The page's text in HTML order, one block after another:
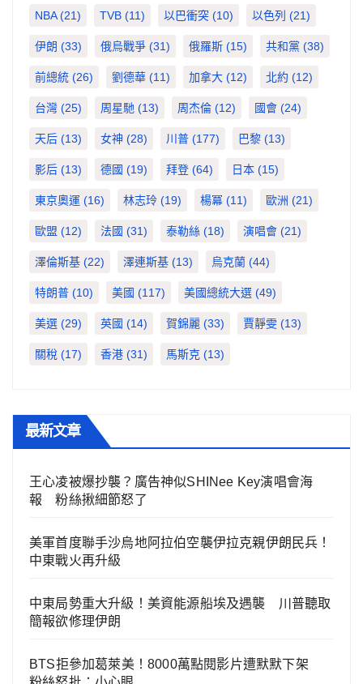
NBA(21) TVB (11) 以巴衝突 (10) 以色列 (21)
伊朗 (33) 俄烏戰爭 (31) 俄羅斯 (15) 共和黨 (38)
前總統 (26) 劉德華 (11) 加拿大 (12) 北約 (12)
台灣 (25) 周星馳 (13) 周杰倫 (12) 國會 (24)
天后 (13) 女神 (28) 川普 (177) 巴黎 (13)
影后 (13) 德國 (19) 拜登 (64) 日本 (15)
東京奧運 (16) 林志玲 (19) 楊冪 (11) 歐洲 (21)
歐盟 (12) 法國 (31) 泰勒絲 (18) 演唱會 (21)
澤倫斯基 (22) 澤連斯基 (13) 烏克蘭 (44)
特朗普 (10) 美國 (117) 美國總統大選 (49)
美選 (29) 英國 (14) 賀錦麗 (33) 賈靜雯 (13)
關稅 (17) 香港 (31) 馬斯克 (13)
最新文章
王心凌被爆抄襲？廣告神似SHINee Key演唱會海
報 粉絲揪細節怒了
美軍首度聯手沙烏地阿拉伯空襲伊拉克親伊朗民兵！
中東戰火再升級
中東局勢重大升級！美資能源船埃及遇襲 川普聽取
簡報欲修理伊朗
BTS拒參加葛萊美！8000萬點閱影片遭默默下架